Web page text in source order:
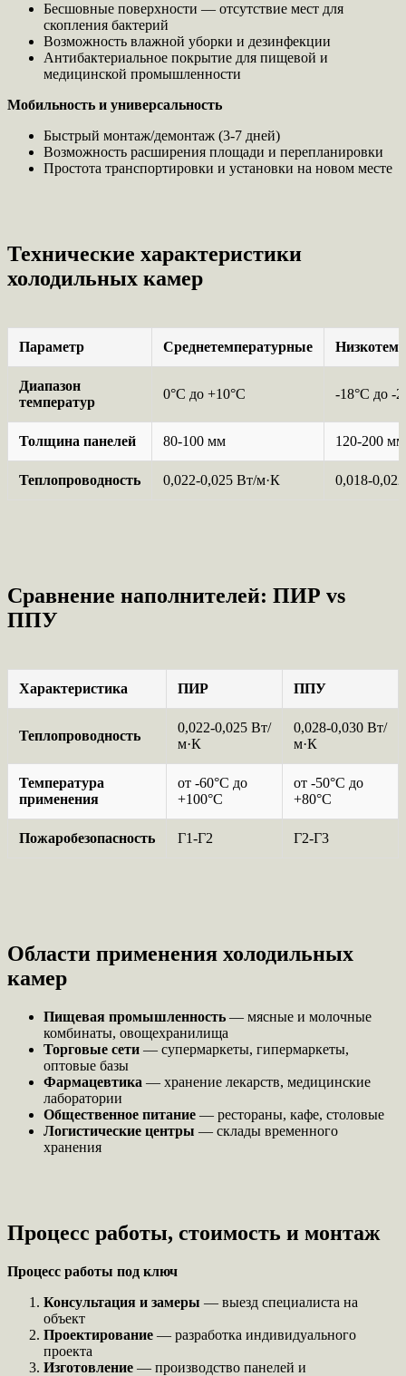
Бесшовные поверхности — отсутствие мест для
скопления бактерий
Возможность влажной уборки и дезинфекции
Антибактериальное покрытие для пищевой и
медицинской промышленности
Мобильность и универсальность
Быстрый монтаж/демонтаж (3-7 дней)
Возможность расширения площади и перепланировки
Простота транспортировки и установки на новом месте
Технические характеристики
холодильных камер
Параметр Среднетемпературные
Диапазон
температур
0°C до +10°C -18°C до -
Толщина панелей 80-100 мм 120-200 мм
Теплопроводность 0,022-0,025 Вт/м·К 0,018-
Сравнение наполнителей: ПИР vs
ППУ
Характеристика ПИР ППУ
Теплопроводность
0,022-0,025 Вт/
м·К
0,028-0,030 Вт/
м·К
Температура
применения
от -60°C до
+100°C
от -50°C до
+80°C
Пожаробезопасность Г1-Г2 Г2-Г3
Области применения холодильных
камер
Пищевая промышленность — мясные и молочные
комбинаты, овощехранилища
Торговые сети — супермаркеты, гипермаркеты,
оптовые базы
Фармацевтика — хранение лекарств, медицинские
лаборатории
Общественное питание — рестораны, кафе, столовые
Логистические центры — склады временного
хранения
Процесс работы, стоимость и монтаж
Процесс работы под ключ
Консультация и замеры — выезд специалиста на
объект
Проектирование — разработка индивидуального
проекта
Изготовление — производство панелей и